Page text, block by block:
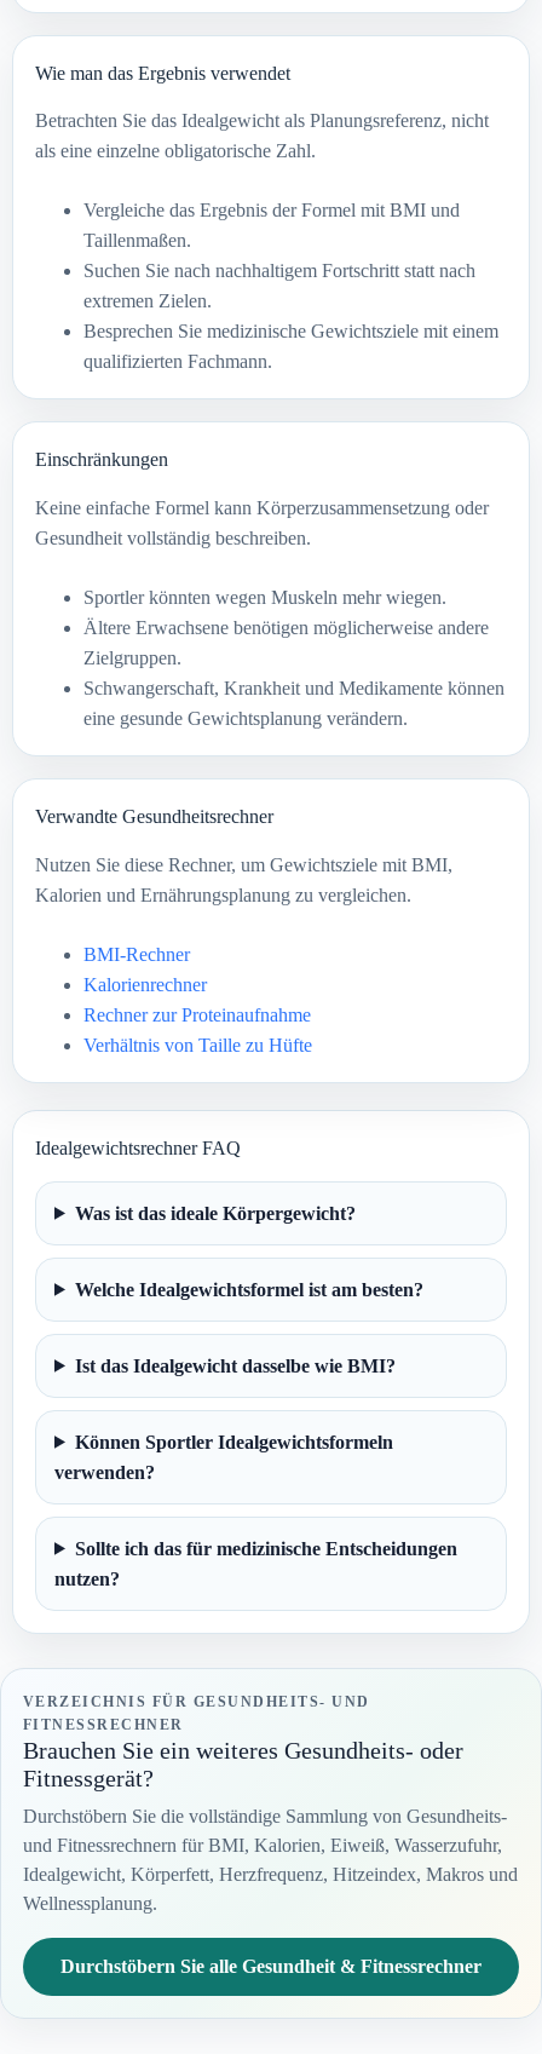
Wie man das Ergebnis verwendet
Betrachten Sie das Idealgewicht als Planungsreferenz, nicht
als eine einzelne obligatorische Zahl.
Vergleiche das Ergebnis der Formel mit BMI und
Taillenmaßen.
Suchen Sie nach nachhaltigem Fortschritt statt nach
extremen Zielen.
Besprechen Sie medizinische Gewichtsziele mit einem
qualifizierten Fachmann.
Einschränkungen
Keine einfache Formel kann Körperzusammensetzung oder
Gesundheit vollständig beschreiben.
Sportler könnten wegen Muskeln mehr wiegen.
Ältere Erwachsene benötigen möglicherweise andere
Zielgruppen.
Schwangerschaft, Krankheit und Medikamente können
eine gesunde Gewichtsplanung verändern.
Verwandte Gesundheitsrechner
Nutzen Sie diese Rechner, um Gewichtsziele mit BMI,
Kalorien und Ernährungsplanung zu vergleichen.
BMI-Rechner
Kalorienrechner
Rechner zur Proteinaufnahme
Verhältnis von Taille zu Hüfte
Idealgewichtsrechner FAQ
Was ist das ideale Körpergewicht?
Welche Idealgewichtsformel ist am besten?
Ist das Idealgewicht dasselbe wie BMI?
Können Sportler Idealgewichtsformeln
verwenden?
Sollte ich das für medizinische Entscheidungen
nutzen?
VERZEICHNIS FÜR GESUNDHEITS- UND
FITNESSRECHNER
Brauchen Sie ein weiteres Gesundheits- oder
Fitnessgerät?
Durchstöbern Sie die vollständige Sammlung von Gesundheits-
und Fitnessrechnern für BMI, Kalorien, Eiweiß, Wasserzufuhr,
Idealgewicht, Körperfett, Herzfrequenz, Hitzeindex, Makros und
Wellnessplanung.
Durchstöbern Sie alle Gesundheit & Fitnessrechner